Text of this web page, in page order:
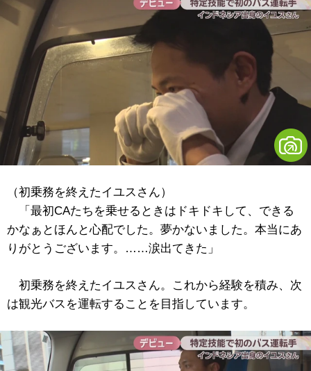
（初乗務を終えたイユスさん）
「最初CAたちを乗せるときはドキドキして、できる
かなぁとほんと心配でした。夢かないました。本当にあ
りがとうございます。……涙出てきた」
初乗務を終えたイユスさん。これから経験を積み、次
は観光バスを運転することを目指しています。